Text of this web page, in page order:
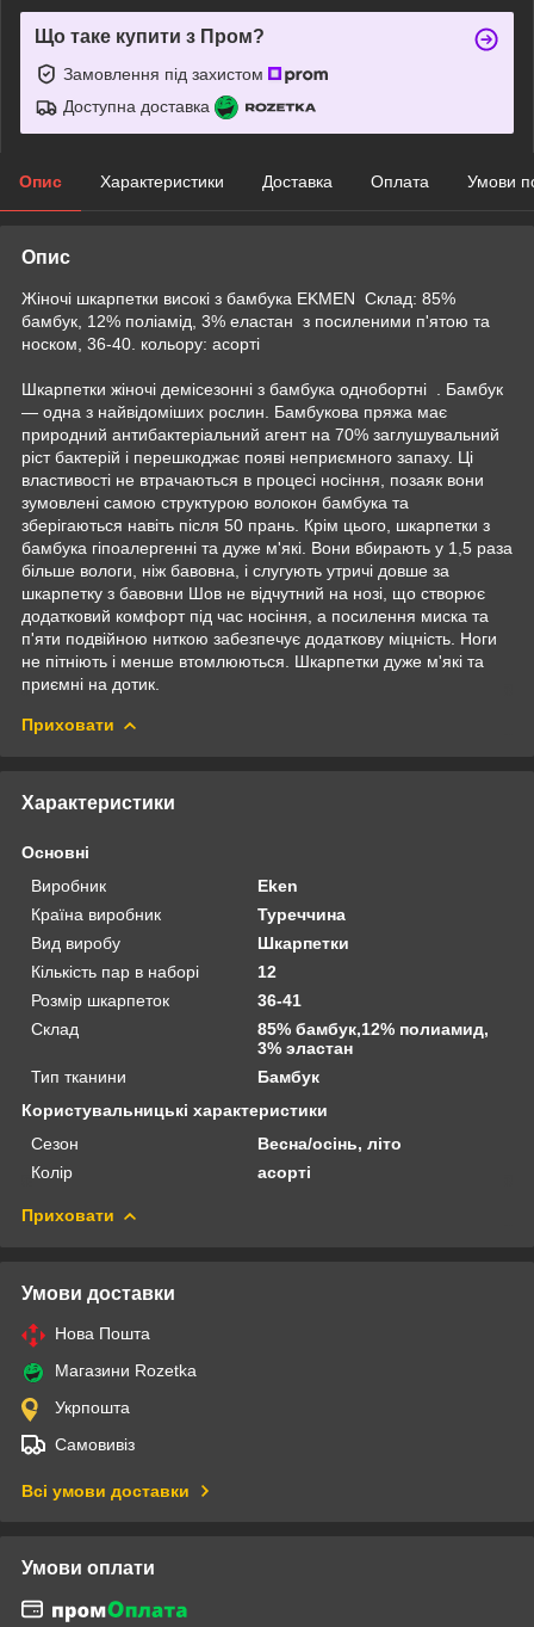
Що таке купити з Пром?
Замовлення під захистом
Доступна доставка
Опис Характеристики Доставка Оплата Умови
Опис
Жіночі шкарпетки високі з бамбука EKMEN Склад: 85%
бамбук, 12% поліамід, 3% еластан з посиленими п'ятою та
носком, 36-40. кольору: асорті
Шкарпетки жіночі демісезонні з бамбука однобортні . Бамбук
— одна з найвідоміших рослин. Бамбукова пряжа має
природний антибактеріальний агент на 70% заглушувальний
ріст бактерій і перешкоджає появі неприємного запаху. Ці
властивості не втрачаються в процесі носіння, позаяк вони
зумовлені самою структурою волокон бамбука та
зберігаються навіть після 50 прань. Крім цього, шкарпетки з
бамбука гіпоалергенні та дуже м'які. Вони вбирають у 1,5 раза
більше вологи, ніж бавовна, і слугують утричі довше за
шкарпетку з бавовни Шов не відчутний на нозі, що створює
додатковий комфорт під час носіння, а посилення миска та
п'яти подвійною ниткою забезпечує додаткову міцність. Ноги
не пітніють і менше втомлюються. Шкарпетки дуже м'які та
приємні на дотик.
Приховати
Характеристики
Основні
Виробник
Eken
Країна виробник
Туреччина
Вид виробу
Шкарпетки
Кількість пар в наборі
12
Розмір шкарпеток
36-41
Склад
85% бамбук,12% полиамид,
3% эластан
Тип тканини
Бамбук
Користувальницькі характеристики
Сезон
Весна/осінь, літо
Колір
асорті
Приховати
Умови доставки
Нова Пошта
Магазини Rozetka
Укрпошта
Самовивіз
Всі умови доставки
Умови оплати